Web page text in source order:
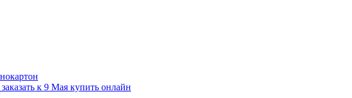
к 9 Мая купить онлайн